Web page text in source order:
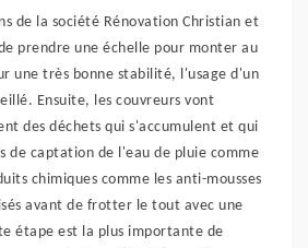
de la société Rénovation Christian et
prendre une échelle pour monter au
une très bonne stabilité, l'usage d'un
Ensuite, les couvreurs vont
des déchets qui s'accumulent et qui
de captation de l'eau de pluie comme
chimiques comme les anti-mousses
avant de frotter le tout avec une
étape est la plus importante de